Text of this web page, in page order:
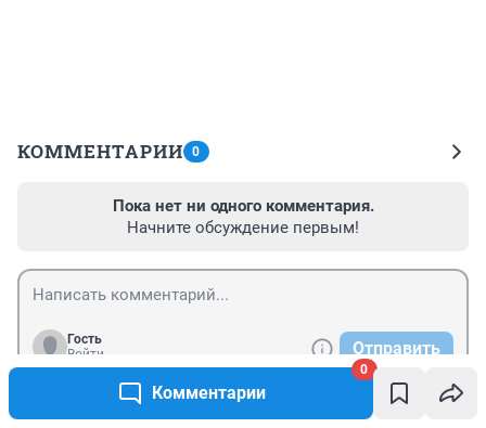
Комментарии
0
КОММЕНТАРИИ 0
Пока нет ни одного комментария.
Начните обсуждение первым!
Гость
Войти
Отправить